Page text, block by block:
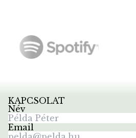
KAPCSOLAT
Név
Email